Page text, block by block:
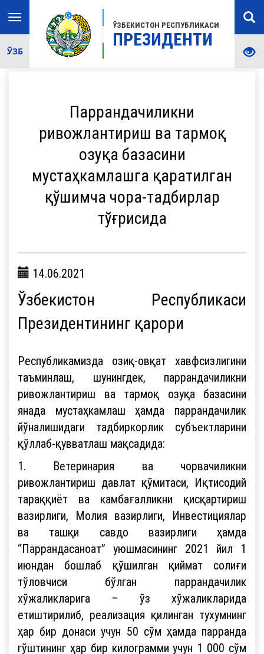
ЎЗБЕКИСТОН РЕСПУБЛИКАСИ
ПРЕЗИДЕНТИ
Toggle
navigation
ЎЗБ
Паррандачиликни
ривожлантириш ва тармоқ
озуқа базасини
мустаҳкамлашга қаратилган
қўшимча чора-тадбирлар
тўғрисида
14.06.2021
Ўзбекистон Республикаси
Президентининг қарори
Республикамизда озиқ-овқат хавфсизлигини
таъминлаш, шунингдек, паррандачиликни
ривожлантириш ва тармоқ озуқа базасини
янада мустаҳкамлаш ҳамда паррандачилик
йўналишидаги тадбиркорлик субъектларини
қўллаб-қувватлаш мақсадида:
1. Ветеринария ва чорвачиликни
ривожлантириш давлат қўмитаси, Иқтисодий
тараққиёт ва камбағалликни қисқартириш
вазирлиги, Молия вазирлиги, Инвестициялар
ва ташқи савдо вазирлиги ҳамда
“Паррандасаноат” уюшмасининг 2021 йил 1
июндан бошлаб қўшилган қиймат солиғи
тўловчиси бўлган паррандачилик
хўжаликларига – ўз хўжаликларида
етиштирилиб, реализация қилинган тухумнинг
ҳар бир донаси учун 50 сўм ҳамда парранда
гўштининг ҳар бир килограмми учун 1 000 сўм